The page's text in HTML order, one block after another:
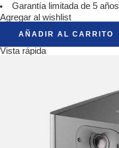
Garantía limitada de 5 años
Agregar al wishlist
AÑADIR AL CARRITO
Vista rápida